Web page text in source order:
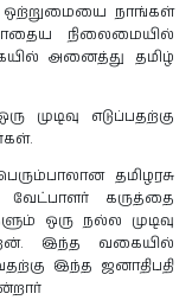
ஒற்றுமையை நாங்கள்
நிலைமையில்
அனைத்து தமிழ்
எடுப்பதற்கு
தமிழரசு
கருத்தை
ஒரு நல்ல முடிவு
இந்த வகையில்
இந்த ஜனாதிபதி